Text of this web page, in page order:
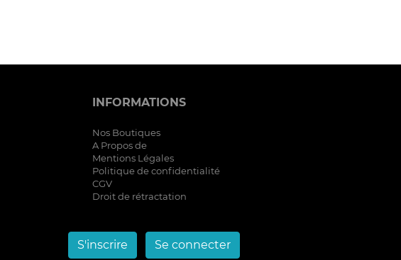
INFORMATIONS
Nos Boutiques
A Propos de
Mentions Légales
Politique de confidentialité
CGV
Droit de rétractation
S'inscrire Se connecter